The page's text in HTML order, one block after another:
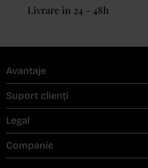
Livrare în 24 - 48h
Avantaje
Suport clienți
Legal
Companie